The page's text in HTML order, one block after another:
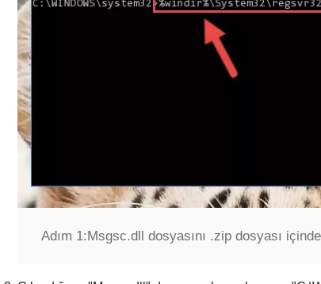
Adım 1:Msgsc.dll dosyasını .zip dosyası